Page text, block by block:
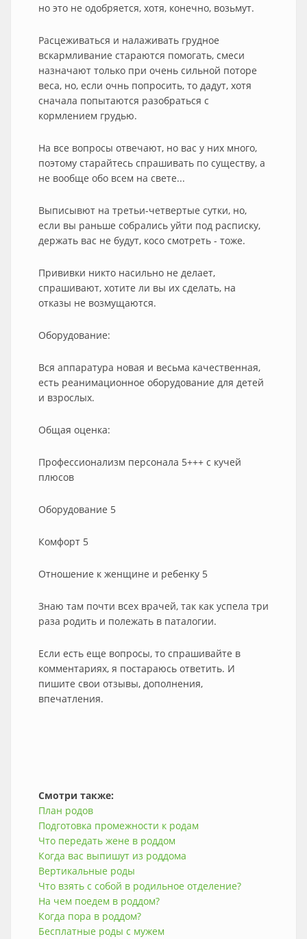
но это не одобряется, хотя, конечно, возьмут.
Расцеживаться и налаживать грудное
вскармливание стараются помогать, смеси
назначают только при очень сильной поторе
веса, но, если очнь попросить, то дадут, хотя
сначала попытаются разобраться с
кормлением грудью.
На все вопросы отвечают, но вас у них много,
поэтому старайтесь спрашивать по существу, а
не вообще обо всем на свете...
Выписывют на третьи-четвертые сутки, но,
если вы раньше собрались уйти под расписку,
держать вас не будут, косо смотреть - тоже.
Прививки никто насильно не делает,
спрашивают, хотите ли вы их сделать, на
отказы не возмущаются.
Оборудование:
Вся аппаратура новая и весьма качественная,
есть реанимационное оборудование для детей
и взрослых.
Общая оценка:
Профессионализм персонала 5+++ с кучей
плюсов
Оборудование 5
Комфорт 5
Отношение к женщине и ребенку 5
Знаю там почти всех врачей, так как успела три
раза родить и полежать в паталогии.
Если есть еще вопросы, то спрашивайте в
комментариях, я постараюсь ответить. И
пишите свои отзывы, дополнения,
впечатления.
Смотри также:
План родов
Подготовка промежности к родам
Что передать жене в роддом
Когда вас выпишут из роддома
Вертикальные роды
Что взять с собой в родильное отделение?
На чем поедем в роддом?
Когда пора в роддом?
Бесплатные роды с мужем